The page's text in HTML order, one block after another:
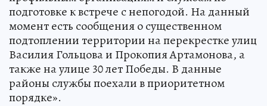
подготовке к встрече с непогодой. На данный
момент есть сообщения о существенном
подтоплении территории на перекрестке улиц
Василия Гольцова и Прокопия Артамонова, а
также на улице 30 лет Победы. В данные
районы службы поехали в приоритетном
порядке».